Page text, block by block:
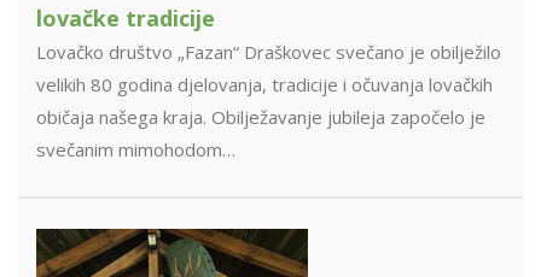
lovačke tradicije
Lovačko društvo „Fazan“ Draškovec svečano je obilježilo
velikih 80 godina djelovanja, tradicije i očuvanja lovačkih
običaja našega kraja. Obilježavanje jubileja započelo je
svečanim mimohodom…